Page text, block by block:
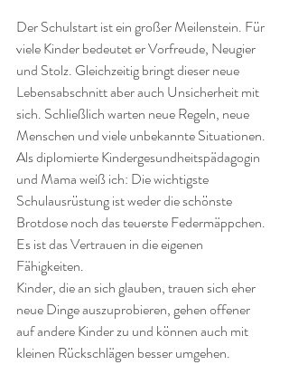
Der Schulstart ist ein großer Meilenstein. Für
viele Kinder bedeutet er Vorfreude, Neugier
und Stolz. Gleichzeitig bringt dieser neue
Lebensabschnitt aber auch Unsicherheit mit
sich. Schließlich warten neue Regeln, neue
Menschen und viele unbekannte Situationen.
Als diplomierte Kindergesundheitspädagogin
und Mama weiß ich: Die wichtigste
Schulausrüstung ist weder die schönste
Brotdose noch das teuerste Federmäppchen.
Es ist das Vertrauen in die eigenen
Fähigkeiten.
Kinder, die an sich glauben, trauen sich eher
neue Dinge auszuprobieren, gehen offener
auf andere Kinder zu und können auch mit
kleinen Rückschlägen besser umgehen.